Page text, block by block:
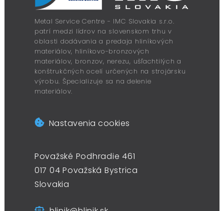
Metal Service Centre - IMC Slovakia s.r.o.
patrí medzi lídrov na slovenskom trhu v
oblasti dodávania a predaja hliníkových
materiálov, hliníkovo-bronzových
materiálov, bronzov, nerezu, ušľachtilých a
konštrukčných ocelí určených na strojársku
výrobu. Špecializuje sa na delenie
materiálov.
Nastavenia cookies
Považské Podhradie 461
017 04 Považská Bystrica
Slovakia